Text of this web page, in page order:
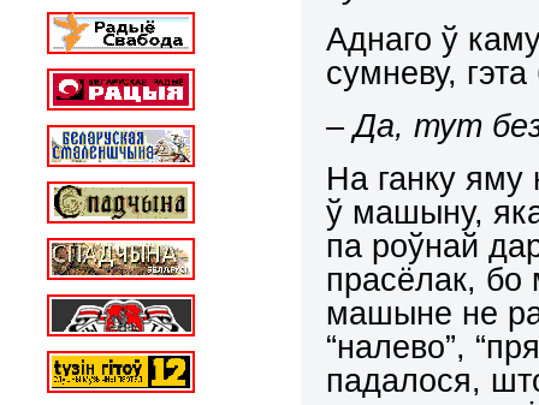
Аднаго ў
сумневу,
– Да, тут
На ганку яму
ў машыну,
па роўнай
прасёлак, бо
машыне не
“налево”,
падалося,